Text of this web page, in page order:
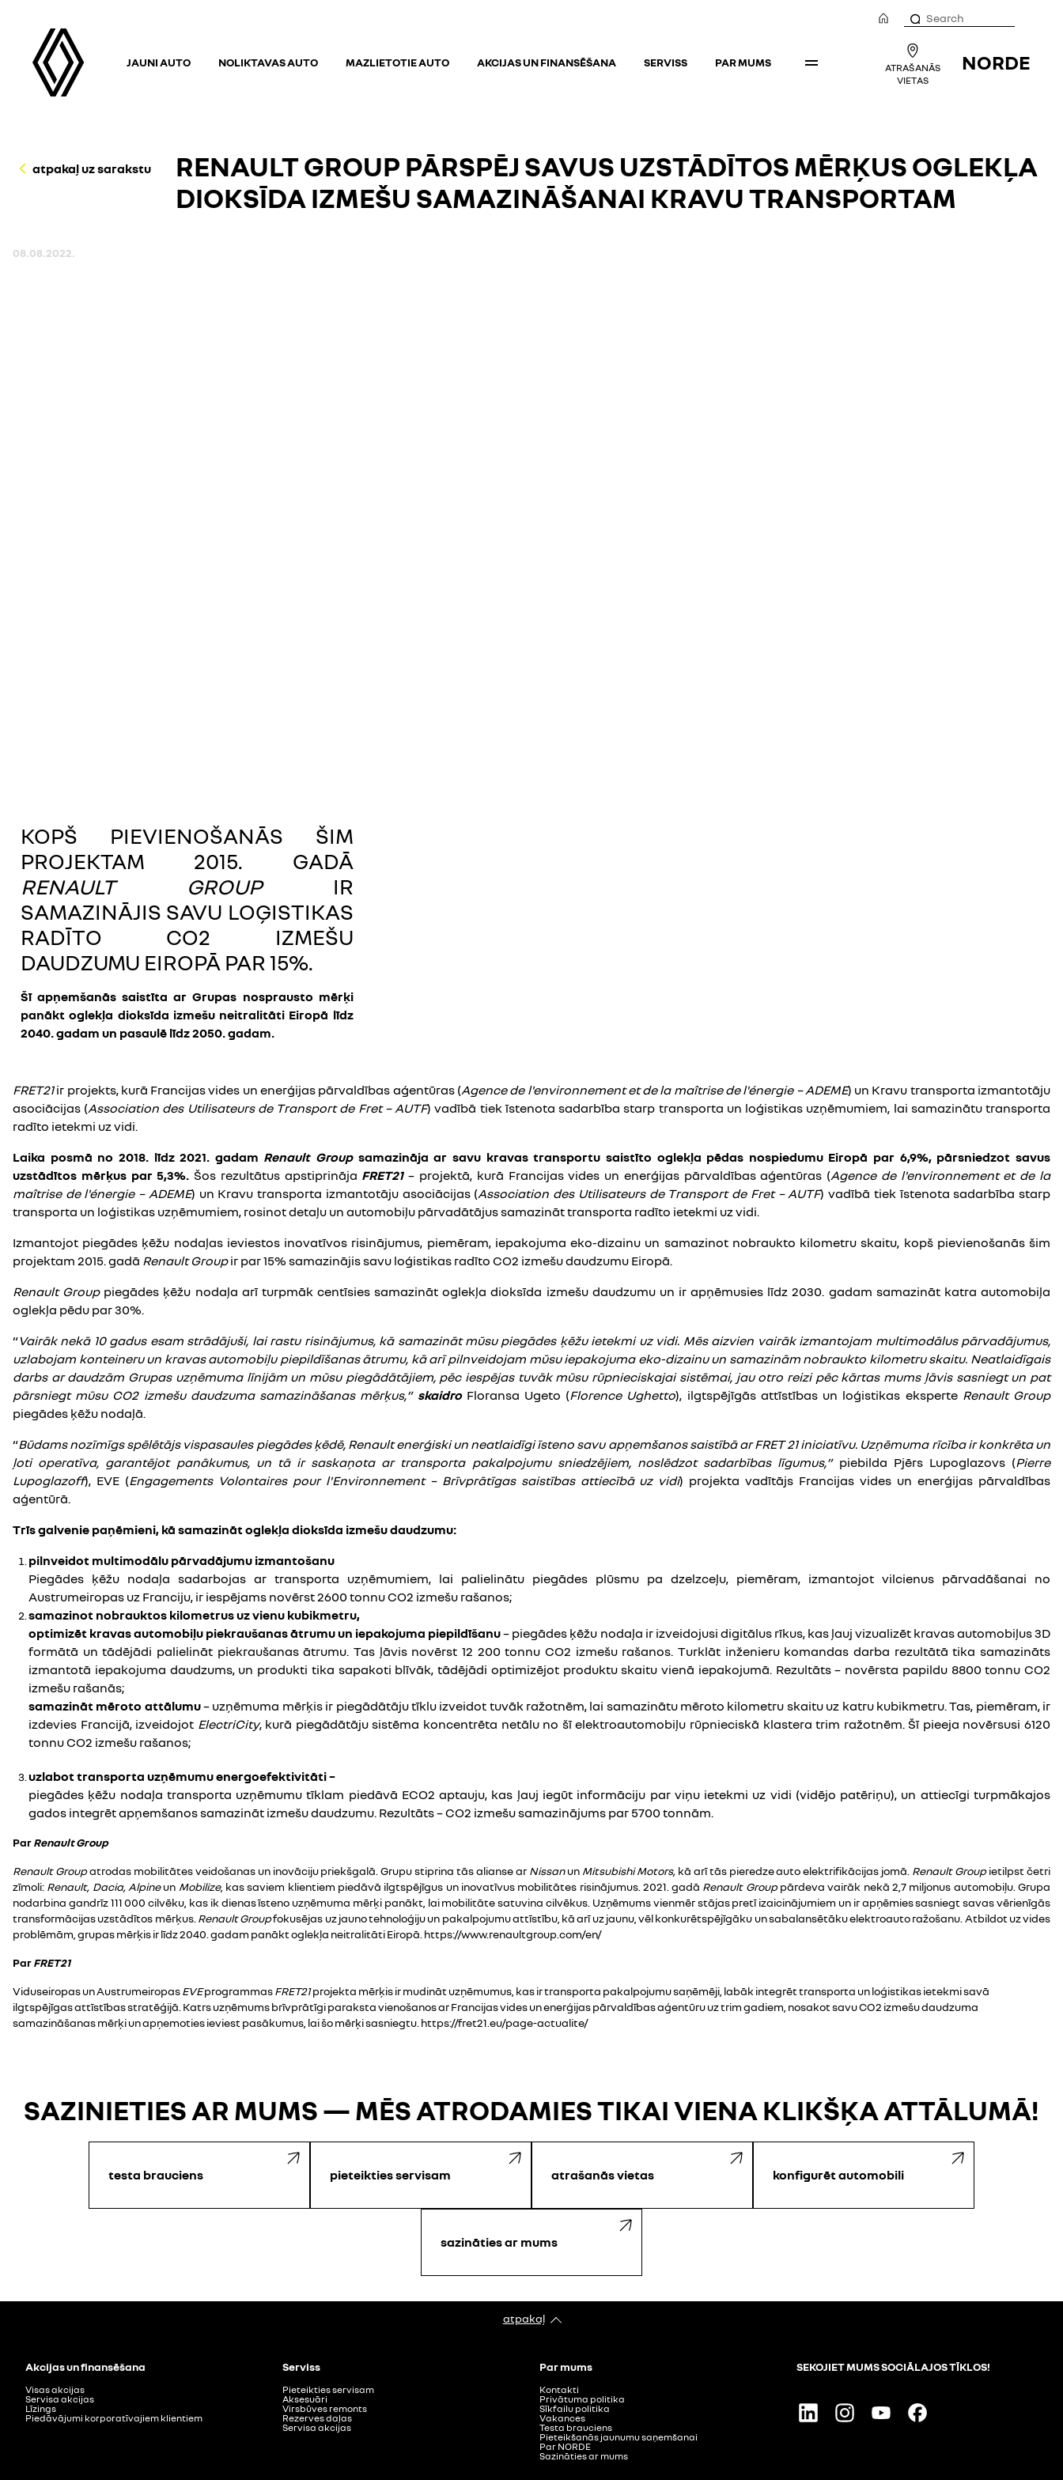
ATRAŠANĀS
VIETAS
NORDE
JAUNI AUTO NOLIKTAVAS AUTO MAZLIETOTIE AUTO AKCIJAS UN FINANSĒŠANA SERVISS PAR MUMS
atpakaļ uz sarakstu
RENAULT GROUP PĀRSPĒJ SAVUS UZSTĀDĪTOS MĒRĶUS OGLEKĻA
DIOKSĪDA IZMEŠU SAMAZINĀŠANAI KRAVU TRANSPORTAM
08.08.2022.
KOPŠ PIEVIENOŠANĀS ŠIM
PROJEKTAM 2015. GADĀ
RENAULT GROUPIR
SAMAZINĀJIS SAVU LOĢISTIKAS
RADĪTO CO2 IZMEŠU
DAUDZUMU EIROPĀ PAR 15%.
Šī apņemšanās saistīta ar Grupas nosprausto mērķi
panākt oglekļa dioksīda izmešu neitralitāti Eiropā līdz
2040. gadam un pasaulē līdz 2050. gadam.
FRET21ir projekts, kurā Francijas vides un enerģijas pārvaldības aģentūras (Agence de l'environnement et de la maîtrise de l'énergie – ADEME) un Kravu transporta izmantotāju
asociācijas (Association des Utilisateurs de Transport de Fret – AUTF) vadībā tiek īstenota sadarbība starp transporta un loģistikas uzņēmumiem, lai samazinātu transporta
radīto ietekmi uz vidi.
Laika posmā no 2018. līdz 2021. gadam Renault Groupsamazināja ar savu kravas transportu saistīto oglekļa pēdas nospiedumu Eiropā par 6,9%, pārsniedzot savus
uzstādītos mērķus par 5,3%. Šos rezultātus apstiprināja FRET21– projektā, kurā Francijas vides un enerģijas pārvaldības aģentūras (Agence de l'environnement et de la
maîtrise de l'énergie – ADEME) un Kravu transporta izmantotāju asociācijas (Association des Utilisateurs de Transport de Fret – AUTF) vadībā tiek īstenota sadarbība starp
transporta un loģistikas uzņēmumiem, rosinot detaļu un automobiļu pārvadātājus samazināt transporta radīto ietekmi uz vidi.
Izmantojot piegādes ķēžu nodaļas ieviestos inovatīvos risinājumus, piemēram, iepakojuma eko-dizainu un samazinot nobraukto kilometru skaitu, kopš pievienošanās šim
projektam 2015. gadā Renault Groupir par 15% samazinājis savu loģistikas radīto CO2 izmešu daudzumu Eiropā.
Renault Grouppiegādes ķēžu nodaļa arī turpmāk centīsies samazināt oglekļa dioksīda izmešu daudzumu un ir apņēmusies līdz 2030. gadam samazināt katra automobiļa
oglekļa pēdu par 30%.
“Vairāk nekā 10 gadus esam strādājuši, lai rastu risinājumus, kā samazināt mūsu piegādes ķēžu ietekmi uz vidi. Mēs aizvien vairāk izmantojam multimodālus pārvadājumus,
uzlabojam konteineru un kravas automobiļu piepildīšanas ātrumu, kā arī pilnveidojam mūsu iepakojuma eko-dizainu un samazinām nobraukto kilometru skaitu. Neatlaidīgais
darbs ar daudzām Grupas uzņēmuma līnijām un mūsu piegādātājiem, pēc iespējas tuvāk mūsu rūpnieciskajai sistēmai, jau otro reizi pēc kārtas mums ļāvis sasniegt un pat
pārsniegt mūsu CO2 izmešu daudzuma samazināšanas mērķus,” skaidro Floransa Ugeto (Florence Ughetto), ilgtspējīgās attīstības un loģistikas eksperte Renault Group
piegādes ķēžu nodaļā.
“Būdams nozīmīgs spēlētājs vispasaules piegādes ķēdē, Renault enerģiski un neatlaidīgi īsteno savu apņemšanos saistībā ar FRET 21 iniciatīvu. Uzņēmuma rīcība ir konkrēta un
ļoti operatīva, garantējot panākumus, un tā ir saskaņota ar transporta pakalpojumu sniedzējiem, noslēdzot sadarbības līgumus,” piebilda Pjērs Lupoglazovs (Pierre
Lupoglazoff), EVE (Engagements Volontaires pour l'Environnement – Brīvprātīgas saistības attiecībā uz vidi) projekta vadītājs Francijas vides un enerģijas pārvaldības
aģentūrā.
Trīs galvenie paņēmieni, kā samazināt oglekļa dioksīda izmešu daudzumu:
pilnveidot multimodālu pārvadājumu izmantošanu
Piegādes ķēžu nodaļa sadarbojas ar transporta uzņēmumiem, lai palielinātu piegādes plūsmu pa dzelzceļu, piemēram, izmantojot vilcienus pārvadāšanai no
Austrumeiropas uz Franciju, ir iespējams novērst 2600 tonnu CO2 izmešu rašanos;
samazinot nobrauktos kilometrus uz vienu kubikmetru,
optimizēt kravas automobiļu piekraušanas ātrumu un iepakojuma piepildīšanu– piegādes ķēžu nodaļa ir izveidojusi digitālus rīkus, kas ļauj vizualizēt kravas automobiļus 3D
formātā un tādējādi palielināt piekraušanas ātrumu. Tas ļāvis novērst 12 200 tonnu CO2 izmešu rašanos. Turklāt inženieru komandas darba rezultātā tika samazināts
izmantotā iepakojuma daudzums, un produkti tika sapakoti blīvāk, tādējādi optimizējot produktu skaitu vienā iepakojumā. Rezultāts – novērsta papildu 8800 tonnu CO2
izmešu rašanās;
samazināt mēroto attālumu– uzņēmuma mērķis ir piegādātāju tīklu izveidot tuvāk ražotnēm, lai samazinātu mēroto kilometru skaitu uz katru kubikmetru. Tas, piemēram, ir
izdevies Francijā, izveidojot ElectriCity, kurā piegādātāju sistēma koncentrēta netālu no šī elektroautomobiļu rūpnieciskā klastera trim ražotnēm. Šī pieeja novērsusi 6120
tonnu CO2 izmešu rašanos;
uzlabot transporta uzņēmumu energoefektivitāti –
piegādes ķēžu nodaļa transporta uzņēmumu tīklam piedāvā ECO2 aptauju, kas ļauj iegūt informāciju par viņu ietekmi uz vidi (vidējo patēriņu), un attiecīgi turpmākajos
gados integrēt apņemšanos samazināt izmešu daudzumu. Rezultāts – CO2 izmešu samazinājums par 5700 tonnām.
ParRenault Group
Renault Groupatrodas mobilitātes veidošanas un inovāciju priekšgalā. Grupu stiprina tās alianse ar Nissanun Mitsubishi Motors,kā arī tās pieredze auto elektrifikācijas jomā. Renault Groupietilpst četri
zīmoli: Renault, Dacia, Alpineun Mobilize, kas saviem klientiem piedāvā ilgtspējīgus un inovatīvus mobilitātes risinājumus. 2021. gadā Renault Grouppārdeva vairāk nekā 2,7 miljonus automobiļu. Grupa
nodarbina gandrīz 111 000 cilvēku, kas ik dienas īsteno uzņēmuma mērķi panākt, lai mobilitāte satuvina cilvēkus. Uzņēmums vienmēr stājas pretī izaicinājumiem un ir apņēmies sasniegt savas vērienīgās
transformācijas uzstādītos mērķus. Renault Groupfokusējas uz jauno tehnoloģiju un pakalpojumu attīstību, kā arī uz jaunu, vēl konkurētspējīgāku un sabalansētāku elektroauto ražošanu. Atbildot uz vides
problēmām, grupas mērķis ir līdz 2040. gadam panākt oglekļa neitralitāti Eiropā. https://www.renaultgroup.com/en/
ParFRET21
Viduseiropas un AustrumeiropasEVEprogrammasFRET21projekta mērķis ir mudināt uzņēmumus, kas ir transporta pakalpojumu saņēmēji, labāk integrēt transporta un loģistikas ietekmi savā
ilgtspējīgas attīstības stratēģijā. Katrs uzņēmums brīvprātīgi paraksta vienošanos ar Francijas vides un enerģijas pārvaldības aģentūru uz trim gadiem, nosakot savu CO2 izmešu daudzuma
samazināšanas mērķi un apņemoties ieviest pasākumus, lai šo mērķi sasniegtu. https://fret21.eu/page-actualite/
SAZINIETIES AR MUMS — MĒS ATRODAMIES TIKAI VIENA KLIKŠĶA ATTĀLUMĀ!
testa brauciens pieteikties servisam atrašanās vietas konfigurēt automobili
sazināties ar mums
atpakaļ
Akcijas un finansēšana
Visas akcijas
Servisa akcijas
Līzings
Piedāvājumi korporatīvajiem klientiem
Serviss
Pieteikties servisam
Aksesuāri
Virsbūves remonts
Rezerves daļas
Servisa akcijas
Par mums
Kontakti
Privātuma politika
Sīkfailu politika
Vakances
Testa brauciens
Pieteikšanās jaunumu saņemšanai
Par NORDE
Sazināties ar mums
SEKOJIET MUMS SOCIĀLAJOS TĪKLOS!
Linkedin
Instagram
Youtube